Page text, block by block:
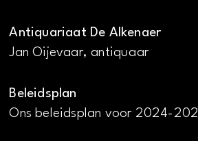
Antiquariaat De Alkenaer
Jan Oijevaar, antiquaar
Beleidsplan
Ons beleidsplan voor 2024-